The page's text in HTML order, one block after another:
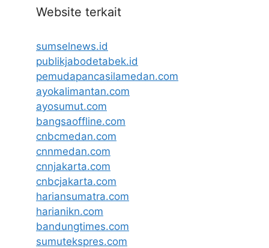
Website terkait
sumselnews.id
publikjabodetabek.id
pemudapancasilamedan.com
ayokalimantan.com
ayosumut.com
bangsaoffline.com
cnbcmedan.com
cnnmedan.com
cnnjakarta.com
cnbcjakarta.com
hariansumatra.com
harianikn.com
bandungtimes.com
sumutekspres.com